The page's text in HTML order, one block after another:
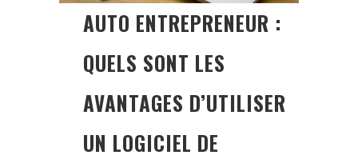
AUTO ENTREPRENEUR :
QUELS SONT LES
AVANTAGES D’UTILISER
UN LOGICIEL DE